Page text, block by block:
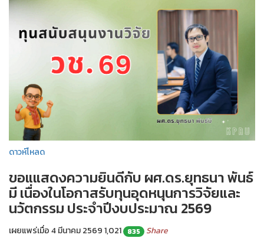
ดาวห์โหลด
ขอแแสดงความยินดีกับ ผศ.ดร.ยุทธนา พันธ์
มี เนื่องในโอกาสรับทุนอุดหนุนการวิจัยและ
นวัตกรรม ประจำปีงบประมาณ 2569
เผยแพร่เมื่อ 4 มีนาคม 25691,021 835
Share